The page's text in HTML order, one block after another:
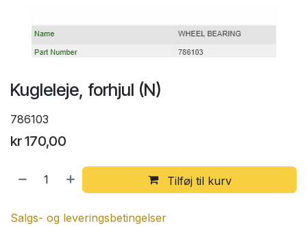
Kugleleje, forhjul (N)
786103
kr170,00
Tilføj til kurv
Salgs- og leveringsbetingelser